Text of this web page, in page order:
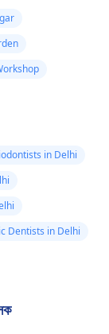
in Delhi
Dentists in Delhi